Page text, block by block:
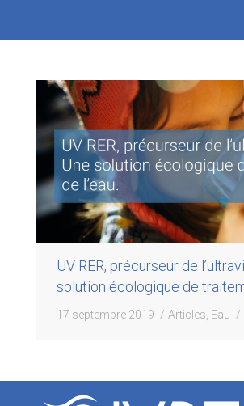
UV RER, précurseur de
solution écologique de
17 septembre 2019 Articles Eau